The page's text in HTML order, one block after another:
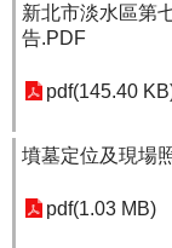
新北市淡水區第
告.PDF
pdf(145.40
墳墓定位及現場
pdf(1.03 MB)